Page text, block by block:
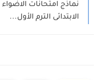
امتحانات الاضواء فى
الترم الأول...